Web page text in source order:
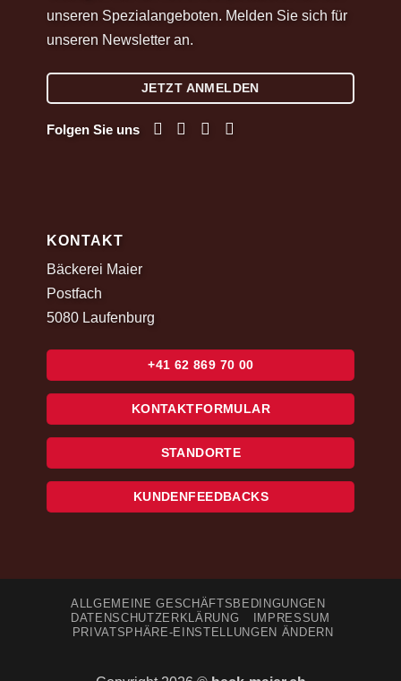
unseren Spezialangeboten. Melden Sie sich für
unseren Newsletter an.
JETZT ANMELDEN
Folgen Sie uns
KONTAKT
Bäckerei Maier
Postfach
5080 Laufenburg
+41 62 869 70 00
KONTAKTFORMULAR
STANDORTE
KUNDENFEEDBACKS
ALLGEMEINE GESCHÄFTSBEDINGUNGEN
DATENSCHUTZERKLÄRUNG
IMPRESSUM
PRIVATSPHÄRE-EINSTELLUNGEN ÄNDERN